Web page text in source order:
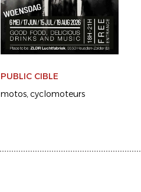
PUBLIC CIBLE
motos cyclomoteurs